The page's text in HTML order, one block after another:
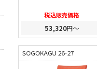
税込販売価格
53,320円～
SOGOKAGU 26-27